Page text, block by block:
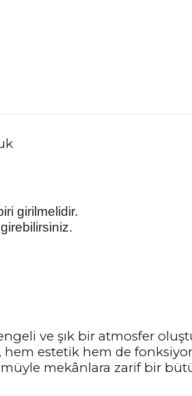
girilmelidir.
ve şık bir atmosfer
hem estetik hem de
mekânlara zarif bir